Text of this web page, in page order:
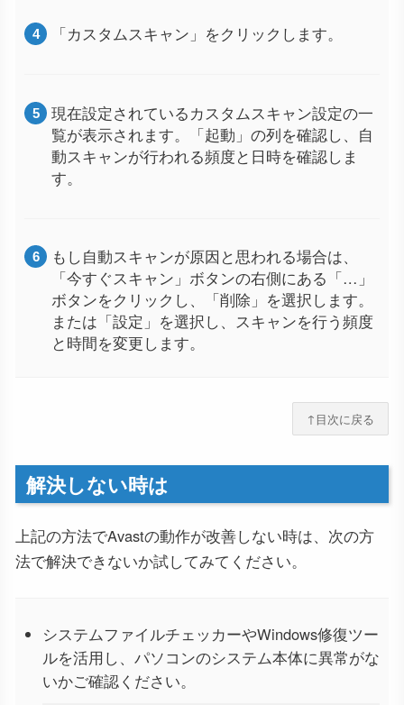
「カスタムスキャン」をクリックします。
現在設定されているカスタムスキャン設定の一
覧が表示されます。「起動」の列を確認し、自
動スキャンが行われる頻度と日時を確認しま
す。
もし自動スキャンが原因と思われる場合は、
「今すぐスキャン」ボタンの右側にある「…」
ボタンをクリックし、「削除」を選択します。
または「設定」を選択し、スキャンを行う頻度
と時間を変更します。
↑目次に戻る
解決しない時は
上記の方法でAvastの動作が改善しない時は、次の方
法で解決できないか試してみてください。
システムファイルチェッカーやWindows修復ツー
ルを活用し、パソコンのシステム本体に異常がな
いかご確認ください。